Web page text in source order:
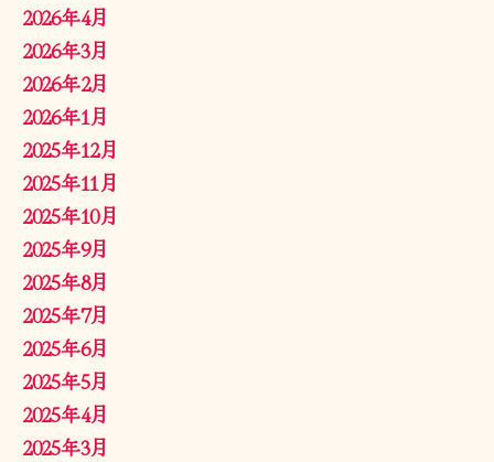
2026年4月
2026年3月
2026年2月
2026年1月
2025年12月
2025年11月
2025年10月
2025年9月
2025年8月
2025年7月
2025年6月
2025年5月
2025年4月
2025年3月